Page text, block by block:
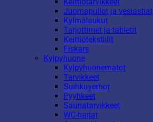
Juomapullot ja vesiastiat
Kylmälaukut
Tarjottimet ja tabletit
Keittiötekstiilit
Fiskars
Kylpyhuone
Kylpyhuonematot
Tarvikkeet
Suihkuverhot
Pyyhkeet
Saunatarvikkeet
WC-harjat